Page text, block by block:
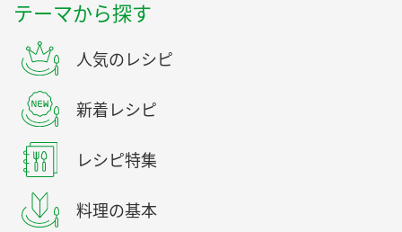
テーマから探す
人気のレシピ
新着レシピ
レシピ特集
料理の基本